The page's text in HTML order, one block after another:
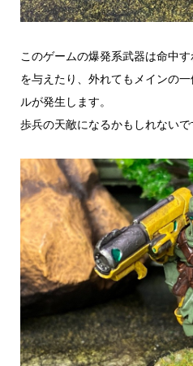
このゲームの爆発系武器は命中
を与えたり、外れてもメインの
ルが発生します。
歩兵の天敵になるかもしれないで